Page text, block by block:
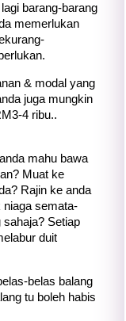
barang-barang
memerlukan
& modal yang
juga mungkin
4 ribu..
mahu bawa
Muat ke
Rajin ke anda
niaga semata-
Setiap
duit
belas balang
tu boleh habis